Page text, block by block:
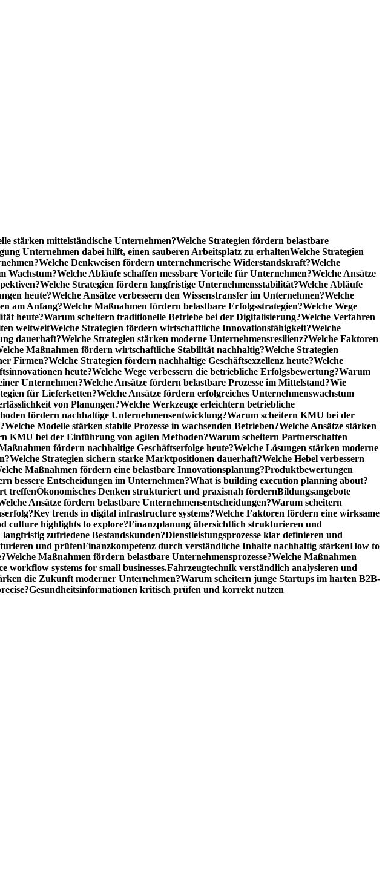
stärken mittelständische Unternehmen?Welche Strategien fördern belastbare
Unternehmen dabei hilft, einen sauberen Arbeitsplatz zu erhaltenWelche Strategien
Welche Denkweisen fördern unternehmerische Widerstandskraft?Welche
Wachstum?Welche Abläufe schaffen messbare Vorteile für Unternehmen?Welche Ansätze
Welche Strategien fördern langfristige Unternehmensstabilität?Welche Abläufe
heute?Welche Ansätze verbessern den Wissenstransfer im Unternehmen?Welche
am Anfang?Welche Maßnahmen fördern belastbare Erfolgsstrategien?Welche Wege
heute?Warum scheitern traditionelle Betriebe bei der Digitalisierung?Welche Verfahren
weltweitWelche Strategien fördern wirtschaftliche Innovationsfähigkeit?Welche
dauerhaft?Welche Strategien stärken moderne Unternehmensresilienz?Welche Faktoren
Maßnahmen fördern wirtschaftliche Stabilität nachhaltig?Welche Strategien
Firmen?Welche Strategien fördern nachhaltige Geschäftsexzellenz heute?Welche
heute?Welche Wege verbessern die betriebliche Erfolgsbewertung?Warum
Unternehmen?Welche Ansätze fördern belastbare Prozesse im Mittelstand?Wie
für Lieferketten?Welche Ansätze fördern erfolgreiches Unternehmenswachstum
von Planungen?Welche Werkzeuge erleichtern betriebliche
fördern nachhaltige Unternehmensentwicklung?Warum scheitern KMU bei der
Welche Modelle stärken stabile Prozesse in wachsenden Betrieben?Welche Ansätze stärken
KMU bei der Einführung von agilen Methoden?Warum scheitern Partnerschaften
fördern nachhaltige Geschäftserfolge heute?Welche Lösungen stärken moderne
Welche Strategien sichern starke Marktpositionen dauerhaft?Welche Hebel verbessern
Maßnahmen fördern eine belastbare Innovationsplanung?Produktbewertungen
bessere Entscheidungen im Unternehmen?What is building execution planning about?
treffenÖkonomisches Denken strukturiert und praxisnah fördernBildungsangebote
Ansätze fördern belastbare Unternehmensentscheidungen?Warum scheitern
Key trends in digital infrastructure systems?Welche Faktoren fördern eine wirksame
culture highlights to explore?Finanzplanung übersichtlich strukturieren und
zufriedene Bestandskunden?Dienstleistungsprozesse klar definieren und
und prüfenFinanzkompetenz durch verständliche Inhalte nachhaltig stärkenHow to
Welche Maßnahmen fördern belastbare Unternehmensprozesse?Welche Maßnahmen
workflow systems for small businesses.Fahrzeugtechnik verständlich analysieren und
die Zukunft moderner Unternehmen?Warum scheitern junge Startups im harten B2B-
Gesundheitsinformationen kritisch prüfen und korrekt nutzen